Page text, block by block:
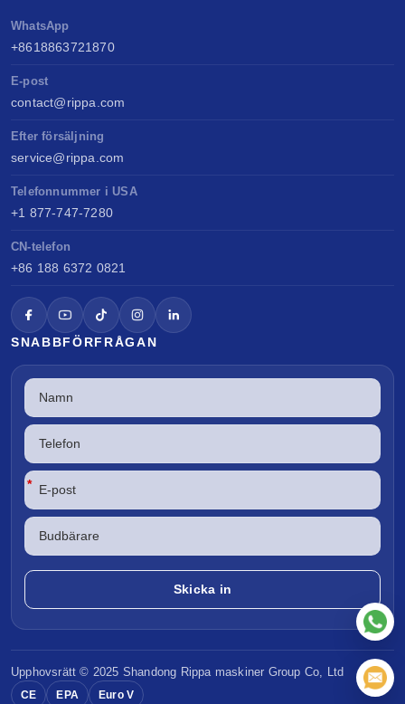
WhatsApp
+8618863721870
E-post
contact@rippa.com
Efter försäljning
service@rippa.com
Telefonnummer i USA
+1 877-747-7280
CN-telefon
+86 188 6372 0821
SNABBFÖRFRÅGAN
*
Upphovsrätt © 2025 Shandong Rippa maskiner Group Co, Ltd
CE EPA Euro V